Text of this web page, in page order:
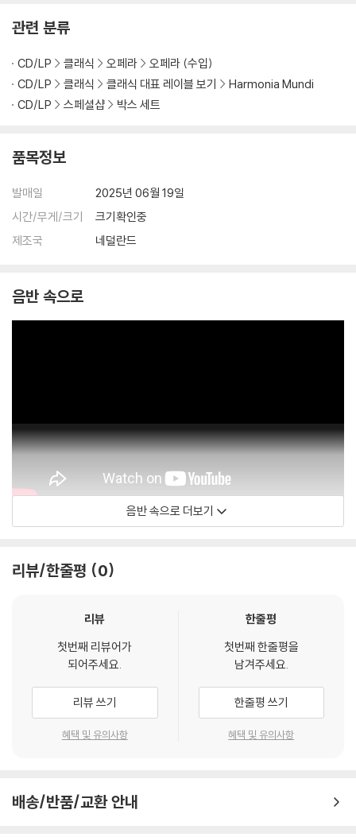
관련 분류
CD/LP 클래식 오페라
오페라 (수입)
CD/LP
클래식 클래식 대표 레이블 보기
Harmonia Mundi
CD/LP
스페셜샵 박스 세트
품목정보
발매일
2025년 06월 19일
시간/무게/크기
크기확인중
제조국
네덜란드
음반 속으로
음반 속으로 더보기
리뷰/한줄평 0
리뷰
첫번째 리뷰어가
되어주세요.
리뷰 쓰기
혜택 및 유의사항
한줄평
첫번째 한줄평을
남겨주세요.
한줄평 쓰기
혜택 및 유의사항
배송/반품/교환 안내